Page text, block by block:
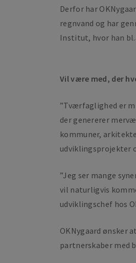
Derfor har
regnvand og har
Institut, hvor han
Vil være med, der
”Tværfaglighed er
der genererer
kommuner,
udviklingsprojekter
”Jeg ser mange
vil naturligvis
udviklingschef hos
OKNygaard ønsker
partnerskaber med